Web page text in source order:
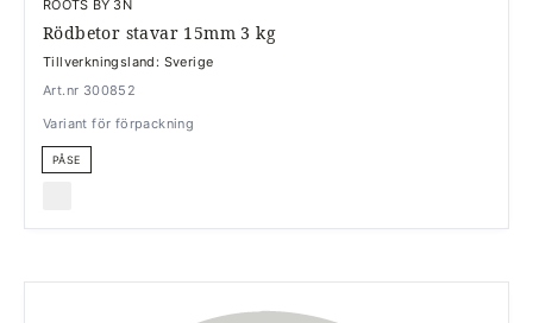
ROOTS BY 3N
Rödbetor stavar 15mm 3 kg
Tillverkningsland: Sverige
Art.nr 300852
Variant för förpackning
PÅSE